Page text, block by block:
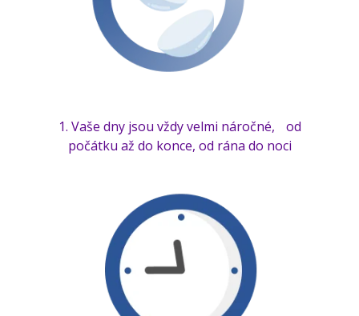
1. Vaše dny jsou vždy velmi náročné, od
počátku až do konce, od rána do noci